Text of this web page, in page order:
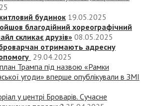
будинок 19.05.2025
благодійний хореографічний
скликає друзів» 08.05.2025
отримають адресну
29.04.2025
Трампа під назвою «‎Рамки
угоди» вперше опублікували в ЗМІ
у центрі Броварів. Сучасне